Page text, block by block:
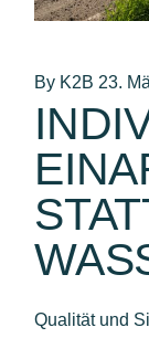
By K2B 23.
Qualität und